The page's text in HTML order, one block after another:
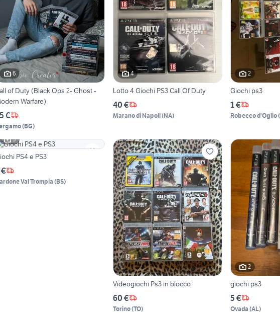
6
of Duty (Black Ops 2- Ghost -
Warfare)
€
(BG)
4
Lotto 4 Giochi PS3 Call Of Duty
40 €
Marano di Napoli(NA)
2
Giochi ps3
1 €
Robecco d'Oglio(
5
PS4 e PS3
Val Trompia (BS)
Videogiochi Ps3 in blocco
60 €
Torino(TO)
2
giochi ps3
5 €
Ovada (AL)